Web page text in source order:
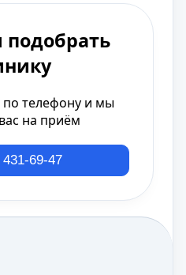
телефону и мы
на приём
69-47